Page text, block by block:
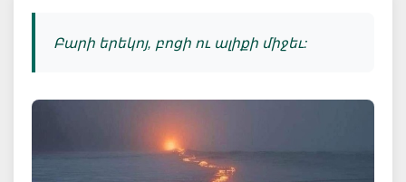
Բարի երեկոյ, բոցի ու ալիքի միջեւ: